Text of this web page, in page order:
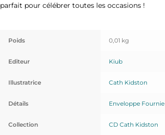
parfait pour célébrer toutes les occasions !
Poids 0,01 kg
Editeur Kiub
Illustratrice Cath Kidston
Détails Enveloppe Fournie
Collection CD Cath Kidston